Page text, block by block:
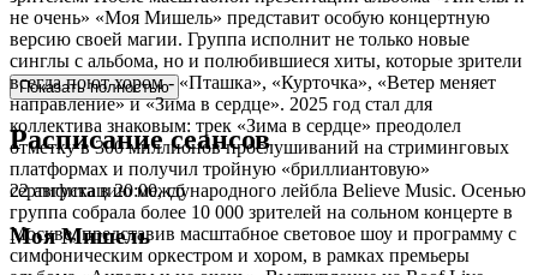
не очень» «Моя Мишель» представит особую концертную
версию своей магии. Группа исполнит не только новые
синглы с альбома, но и полюбившиеся хиты, которые зрители
всегда поют хором - «Пташка», «Курточка», «Ветер меняет
направление» и «Зима в сердце». 2025 год стал для
коллектива знаковым: трек «Зима в сердце» преодолел
отметку в 300 миллионов прослушиваний на стриминговых
платформах и получил тройную «бриллиантовую»
сертификацию международного лейбла Believe Music. Осенью
группа собрала более 10 000 зрителей на сольном концерте в
Москве, представив масштабное световое шоу и программу с
симфоническим оркестром и хором, в рамках премьеры
Показать полностью
Расписание сеансов
22 августа в 20:00, сб
Моя Мишель